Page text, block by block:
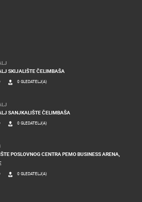
SKIJALIŠTE ČELIMBAŠA
0 GLEDATELJ(A)
SANJKALIŠTE ČELIMBAŠA
0 GLEDATELJ(A)
POSLOVNOG CENTRA PEMO BUSINESS ARENA,
0 GLEDATELJ(A)